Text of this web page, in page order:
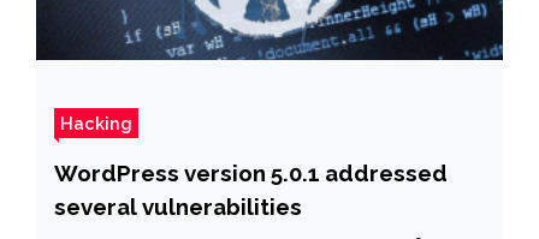
Hacking
WordPress version 5.0.1 addressed
several vulnerabilities